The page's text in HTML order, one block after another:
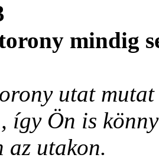
mindig
utat
így Ön is
az utakon.